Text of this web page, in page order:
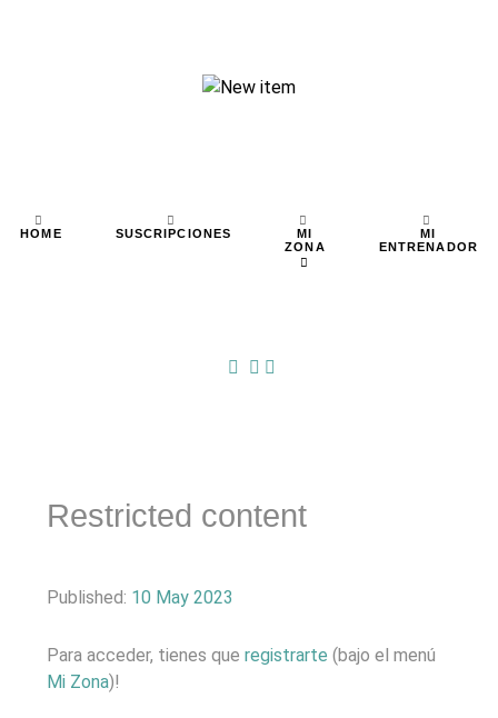
HOME SUSCRIPCIONES
MI
ZONA
MI
ENTRENADOR
Restricted content
Published: 10 May 2023
Para acceder, tienes que registrarte (bajo el menú
Mi Zona)!